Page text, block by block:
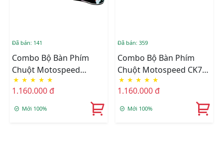
Đã bán: 141
Combo Bộ Bàn Phím
Chuột Motospeed
GS700 CAMO ORANGE
RGB
★ ★ ★ ★ ★
1.160.000 đ
Mới 100%
Đã bán: 359
Combo Bộ Bàn Phím
Chuột Motospeed CK700
Pink
★ ★ ★ ★ ★
1.160.000 đ
Mới 100%